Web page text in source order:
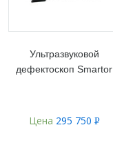
Ультразвуковой
дефектоскоп Smartor
Цена 295 750 Р